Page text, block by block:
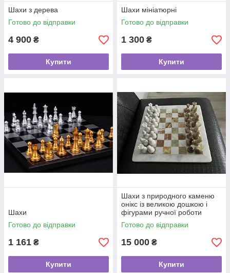
Шахи з дерева
Готово до відправки
4 900 ₴
Купити
Шахи мініатюрні
Готово до відправки
1 300 ₴
Купити
Шахи
Готово до відправки
1 161 ₴
Купити
Шахи з природного каменю
онікс із великою дошкою і
фігурами ручної роботи
Готово до відправки
15 000 ₴
Купити